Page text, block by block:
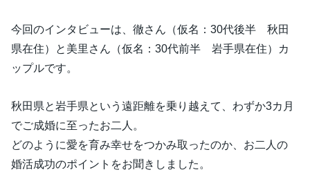
今回のインタビューは、徹さん（仮名：30代後半 秋田
県在住）と美里さん（仮名：30代前半 岩手県在住）カ
ップルです。
秋田県と岩手県という遠距離を乗り越えて、わずか3カ月
でご成婚に至ったお二人。
どのように愛を育み幸せをつかみ取ったのか、お二人の
婚活成功のポイントをお聞きしました。